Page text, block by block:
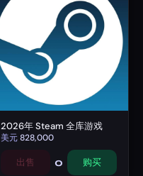
2026年 Steam 全库游戏
美元828,000
出售 0 购买